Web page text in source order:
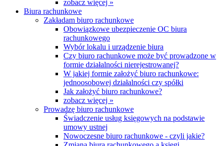
zobacz więcej »
Biura rachunkowe
Zakładam biuro rachunkowe
Obowiązkowe ubezpieczenie OC biura
rachunkowego
Wybór lokalu i urządzenie biura
Czy biuro rachunkowe może być prowadzone w
formie działalności nierejestrowanej?
W jakiej formie założyć biuro rachunkowe:
jednoosobowej działalności czy spółki
Jak założyć biuro rachunkowe?
zobacz więcej »
Prowadzę biuro rachunkowe
Świadczenie usług księgowych na podstawie
umowy ustnej
Nowoczesne biuro rachunkowe - czyli jakie?